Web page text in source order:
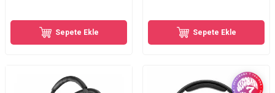
Sepete Ekle Sepete Ekle